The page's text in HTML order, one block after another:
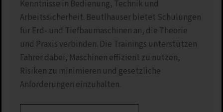
Kenntnisse in Bedienung, Technik und
Arbeitssicherheit. Beutlhauser bietet Schulungen
für Erd- und Tiefbaumaschinen an, die Theorie
und Praxis verbinden. Die Trainings unterstützen
Fahrer dabei, Maschinen effizient zu nutzen,
Risiken zu minimieren und gesetzliche
Anforderungen einzuhalten.